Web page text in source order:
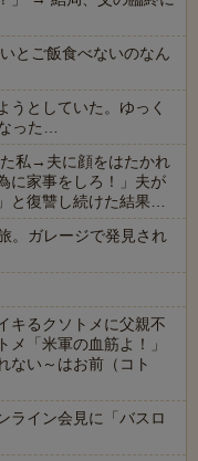
とご飯食べないのなん
うとしていた。ゆっく
った…
た私→夫に顔をはたかれ
に家事をしろ！」夫が
と復讐し続けた結果…
。ガレージで発見され
キるクソトメに父親不
「米軍の血筋よ！」
ない～はお前（コト
ライン会見に「バスロ